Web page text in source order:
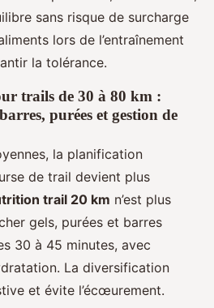
sans risque de surcharge
lors de l’entraînement
la tolérance.
trails de 30 à 80 km :
purées et gestion de
la planification
de trail devient plus
trail 20 km n’est plus
gels, purées et barres
30 à 45 minutes, avec
La diversification
et évite l’écœurement.